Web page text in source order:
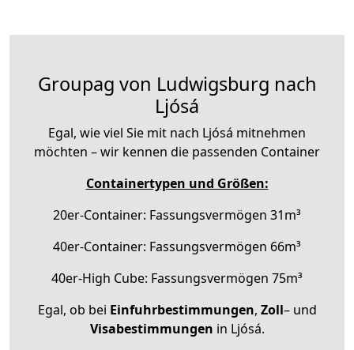
Groupag von Ludwigsburg nach
Ljósá
Egal, wie viel Sie mit nach Ljósá mitnehmen
möchten – wir kennen die passenden Container
Containertypen und Größen:
20er-Container: Fassungsvermögen 31m³
40er-Container: Fassungsvermögen 66m³
40er-High Cube: Fassungsvermögen 75m³
Egal, ob bei Einfuhrbestimmungen, Zoll– und
Visabestimmungen in Ljósá.